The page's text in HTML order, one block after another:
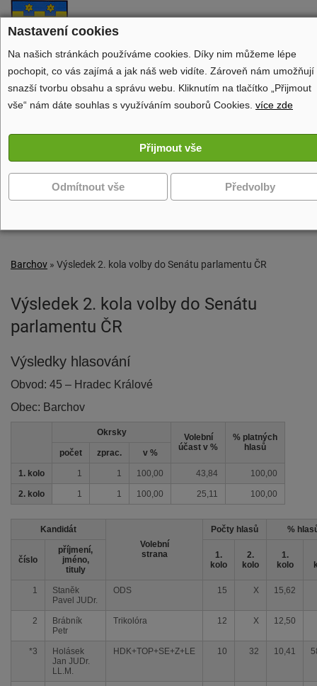
Barchov
oficiální stránky obce
Obecní úřad
Dění v obci
Volný čas
Barchov » Výsledek 2. kola volby do Senátu parlamentu ČR
Výsledek 2. kola volby do Senátu
parlamentu ČR
Výsledky hlasování
Obvod: 45 – Hradec Králové
Obec: Barchov
Okrsky
Volební
účast v %
% platných
hlasů
počet zprac. v %
1. kolo 1 1 100,00 43,84 100,00
2. kolo 1 1 100,00 25,11 100,00
Kandidát
Volební
strana
Počty hlasů %
číslo
příjmení,
jméno,
tituly
1.
kolo
2.
kolo
1.
kolo
1
Staněk
Pavel JUDr.
ODS 15 X 15,62
2
Brábník
Petr
Trikolóra 12 X 12,50
*3
Holásek
Jan JUDr.
LL.M.
HDK+TOP+SE+Z+LE 10 32 10,41
Nastavení cookies
Na našich stránkách používáme cookies. Díky nim můžeme lépe
pochopit, co vás zajímá a jak náš web vidíte. Zároveň nám umožňují
snazší tvorbu obsahu a správu webu. Kliknutím na tlačítko „Přijmout
vše“ nám dáte souhlas s využíváním souborů Cookies. více zde